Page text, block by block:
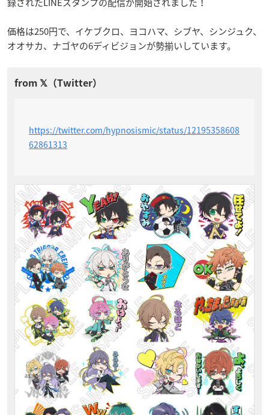
価格は250円で、イケブクロ、ヨコハマ、シブヤ、シンジュク、
オオサカ、ナゴヤの6ディビジョンが勢揃いしています。
https://twitter.com/hypnosismic/status/12195358608
62861313